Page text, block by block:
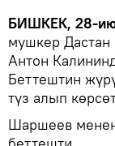
БИШКЕК, 28-
мушкер
Антон
Беттештин
түз алып
Шаршеев менен